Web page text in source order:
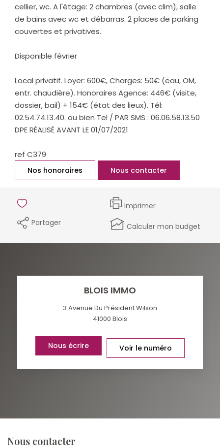
cellier, wc. A l'étage: 2 chambres (avec clim), salle
de bains avec wc et débarras. 2 places de parking
couvertes et privatives.
Disponible février
Local privatif. Loyer: 600€, Charges: 50€ (eau, OM,
entr. chaudière). Honoraires Agence: 446€ (visite,
dossier, bail) + 154€ (état des lieux). Tél:
02.54.74.13.40. ou bien Tel / PAR SMS : 06.06.58.13.50
DPE RÉALISÉ AVANT LE 01/07/2021
ref C379
Nos honoraires Nous contacter
Imprimer
Partager
Calculer mon budget
BLOIS IMMO
3 Avenue Du Président Wilson
41000 Blois
Nous écrire Voir le numéro
Nous contacter